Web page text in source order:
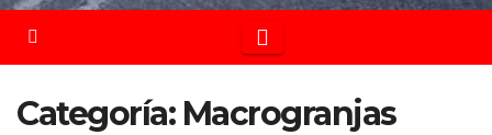
Categoría: Macrogranjas